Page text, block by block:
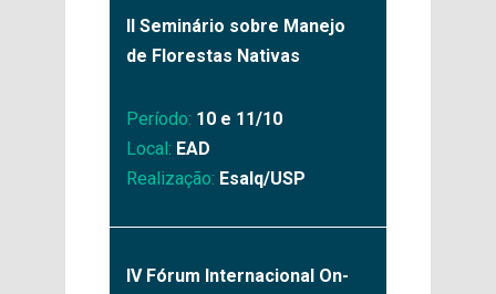
II Seminário sobre Manejo
de Florestas Nativas
Período: 10 e 11/10
Local: EAD
Realização: Esalq/USP
IV Fórum Internacional On-